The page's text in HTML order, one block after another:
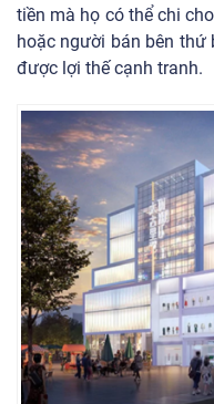
tiền mà họ có thể chi
hoặc người bán bên thứ
được lợi thế cạnh tranh.